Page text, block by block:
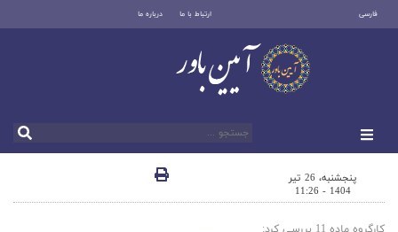
فارسی ارتباط با ما درباره ما
پنجشنبه، 26 تیر
1404 - 11:26